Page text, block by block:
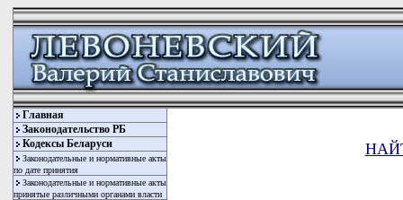
Главная
Законодательство РБ
Кодексы Беларуси
Законодательные и нормативные акты
по дате принятия
Законодательные и нормативные акты
принятые различными органами власти